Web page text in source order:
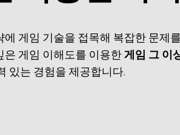
게임 기술을 접목해 복잡한 문제
은 게임 이해도를 이용한게임 그 이
있는 경험을 제공합니다.